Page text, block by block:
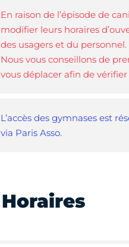
En raison de l’épisode de
modifier leurs horaires
des usagers et du personnel.
Nous vous conseillons de
vous déplacer afin de
L’accès des gymnases est
via Paris Asso.
Horaires